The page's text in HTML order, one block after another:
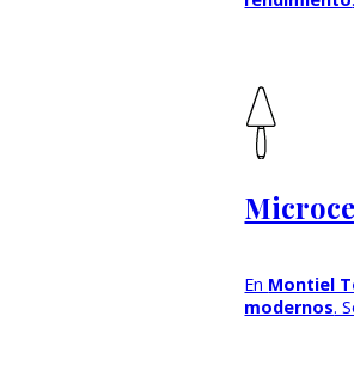
En Montiel
modernos.